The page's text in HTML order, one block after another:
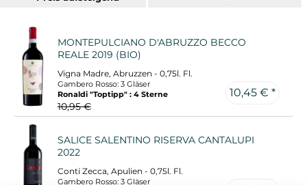
MONTEPULCIANO D'ABRUZZO BECCO
REALE 2019 (BIO)
Vigna Madre, Abruzzen - 0,75l. Fl.
Gambero Rosso: 3 Gläser
Ronaldi "Toptipp" : 4 Sterne
10,95 €
10,45 € *
SALICE SALENTINO RISERVA CANTALUPI
2022
Conti Zecca, Apulien - 0,75l. Fl.
Gambero Rosso: 3 Gläser